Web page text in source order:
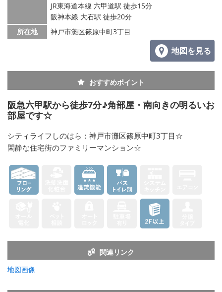
JR東海道本線 六甲道駅 徒歩15分
阪神本線 大石駅 徒歩20分
所在地
神戸市灘区篠原中町3丁目
地図を見る
おすすめポイント
阪急六甲駅から徒歩7分♪角部屋・南向きの明るいお
部屋です☆
シティライフしのはら：神戸市灘区篠原中町3丁目☆
閑静な住宅街のファミリーマンション☆
関連リンク
地図画像